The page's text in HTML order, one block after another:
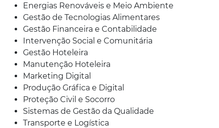
Energias Renováveis e Meio Ambiente
Gestão de Tecnologias Alimentares
Gestão Financeira e Contabilidade
Intervenção Social e Comunitária
Gestão Hoteleira
Manutenção Hoteleira
Marketing Digital
Produção Gráfica e Digital
Proteção Civil e Socorro
Sistemas de Gestão da Qualidade
Transporte e Logística